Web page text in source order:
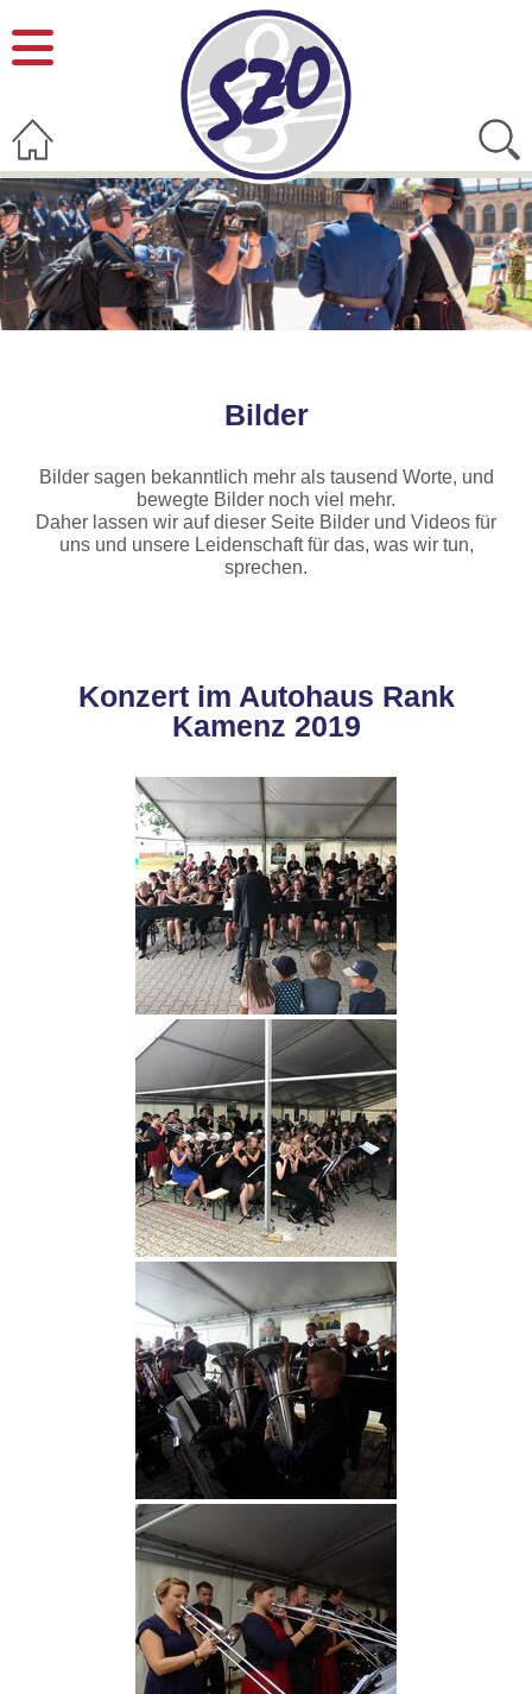
Bilder
Bilder sagen bekanntlich mehr als tausend Worte, und
bewegte Bilder noch viel mehr.
Daher lassen wir auf dieser Seite Bilder und Videos für
uns und unsere Leidenschaft für das, was wir tun,
sprechen.
Konzert im Autohaus Rank
Kamenz 2019